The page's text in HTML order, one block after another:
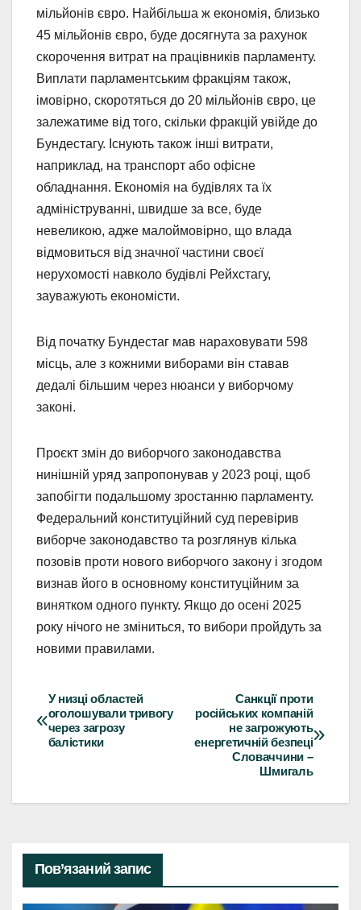
мільйонів євро. Найбільша ж економія, близько
45 мільйонів євро, буде досягнута за рахунок
скорочення витрат на працівників парламенту.
Виплати парламентським фракціям також,
імовірно, скоротяться до 20 мільйонів євро, це
залежатиме від того, скільки фракцій увійде до
Бундестагу. Існують також інші витрати,
наприклад, на транспорт або офісне
обладнання. Економія на будівлях та їх
адмініструванні, швидше за все, буде
невеликою, адже малоймовірно, що влада
відмовиться від значної частини своєї
нерухомості навколо будівлі Рейхстагу,
зауважують економісти.
Від початку Бундестаг мав нараховувати 598
місць, але з кожними виборами він ставав
дедалі більшим через нюанси у виборчому
законі.
Проєкт змін до виборчого законодавства
нинішній уряд запропонував у 2023 році, щоб
запобігти подальшому зростанню парламенту.
Федеральний конституційний суд перевірив
виборче законодавство та розглянув кілька
позовів проти нового виборчого закону і згодом
визнав його в основному конституційним за
винятком одного пункту. Якщо до осені 2025
року нічого не зміниться, то вибори пройдуть за
новими правилами.
Навігація
записів
Санкції проти
російських компаній
не загрожують
енергетичній безпеці
Словаччини –
Шмигаль
У низці областей
оголошували тривогу
через загрозу
балістики
Пов’язаний запис